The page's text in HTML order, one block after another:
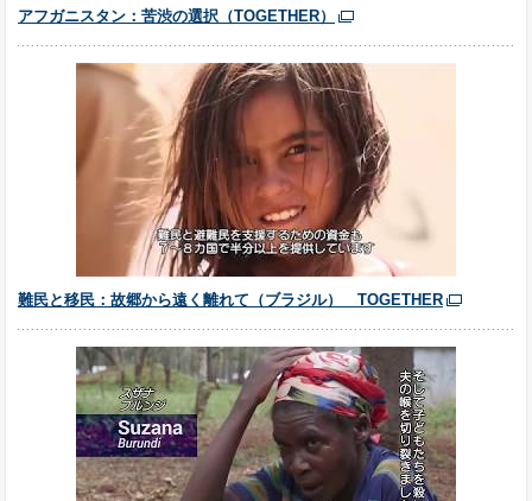
アフガニスタン：苦渋の選択（TOGETHER）
難民と移民：故郷から遠く離れて（ブラジル） TOGETHER